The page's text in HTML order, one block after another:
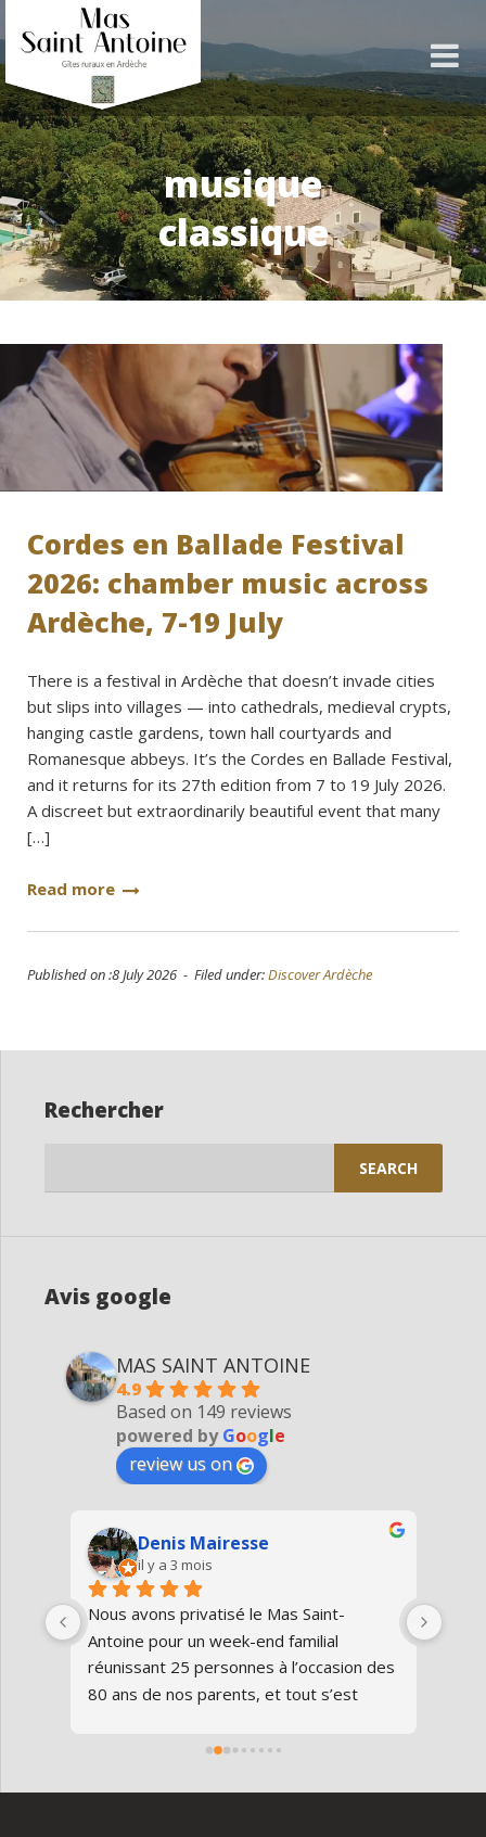
musique
classique
Cordes en Ballade Festival
2026: chamber music across
Ardèche, 7-19 July
There is a festival in Ardèche that doesn’t invade cities
but slips into villages — into cathedrals, medieval crypts,
hanging castle gardens, town hall courtyards and
Romanesque abbeys. It’s the Cordes en Ballade Festival,
and it returns for its 27th edition from 7 to 19 July 2026.
A discreet but extraordinarily beautiful event that many
[…]
Read more
Published on :8 July 2026 - Filed under:Discover Ardèche
Rechercher
Avis google
MAS SAINT ANTOINE
4.9
Based on 149 reviews
powered byGoogle
review us on
Denis Mairesse
il y a 3 mois
Nous avons privatisé le Mas Saint-
Antoine pour un week-end familial
réunissant 25 personnes à l’occasion des
80 ans de nos parents, et tout s’est
domaine est superbe, très bien